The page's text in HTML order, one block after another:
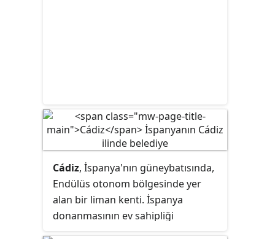
Cádiz, İspanya'nın güneybatısında,
Endülüs otonom bölgesinde yer
alan bir liman kenti. İspanya
donanmasının ev sahipliği